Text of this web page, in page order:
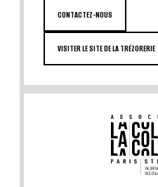
CONTACTEZ-NOUS
VISITER LE SITE DE LA TRÉZORERIE